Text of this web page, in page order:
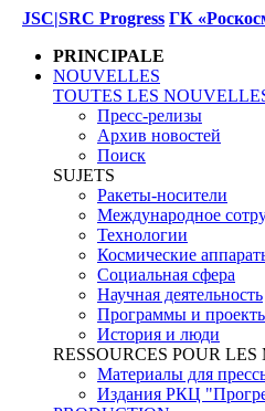
JSC|SRC Progress ГК
PRINCIPALE
NOUVELLES
TOUTES LES
Пресс-релизы
Архив новостей
Поиск
SUJETS
Ракеты-носители
Международное
Технологии
Космические
Социальная сфера
Научная деятельность
Программы и
История и люди
RESSOURCES POUR
Материалы для
Издания РКЦ